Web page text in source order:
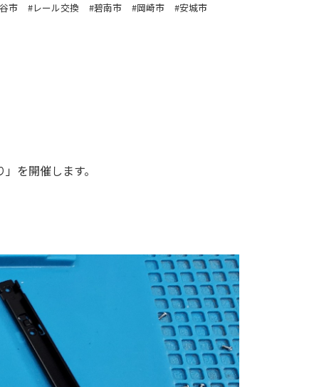
市 #レール交換 #碧南市 #岡崎市 #安城市
を開催します。